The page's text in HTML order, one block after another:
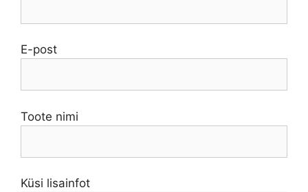
E-post
Toote nimi
Küsi lisainfot